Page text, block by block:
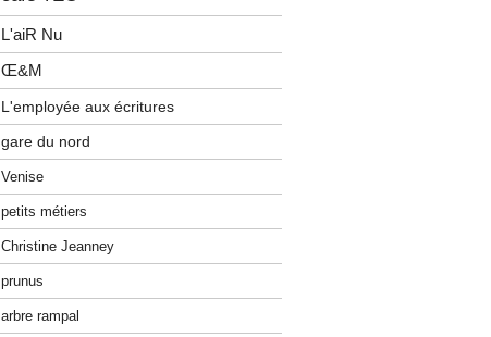
L'aiR Nu
Œ&M
L'employée aux écritures
gare du nord
Venise
petits métiers
Christine Jeanney
prunus
arbre rampal